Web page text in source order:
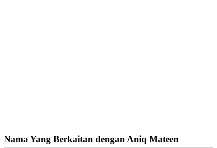
Nama Yang Berkaitan dengan Aniq Mateen